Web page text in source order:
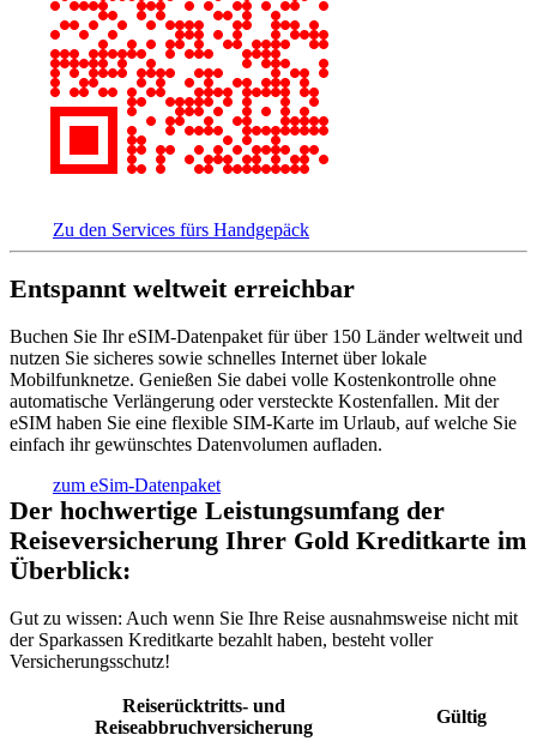
Zu den Services fürs Handgepäck
Entspannt weltweit erreichbar
Buchen Sie Ihr eSIM-Datenpaket für über 150 Länder weltweit und
nutzen Sie sicheres sowie schnelles Internet über lokale
Mobilfunknetze. Genießen Sie dabei volle Kostenkontrolle ohne
automatische Verlängerung oder versteckte Kostenfallen. Mit der
eSIM haben Sie eine flexible SIM-Karte im Urlaub, auf welche Sie
einfach ihr gewünschtes Datenvolumen aufladen.
zum eSim-Datenpaket
Der hochwertige Leistungsumfang der
Reiseversicherung Ihrer Gold Kreditkarte im
Überblick:
Gut zu wissen: Auch wenn Sie Ihre Reise ausnahmsweise nicht mit
der Sparkassen Kreditkarte bezahlt haben, besteht voller
Versicherungsschutz!
Reiserücktritts- und
Reiseabbruchversicherung
Gültig